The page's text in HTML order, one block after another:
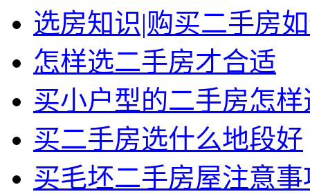
选房知识|购买二手房
怎样选二手房才合适
买小户型的二手房怎样
买二手房选什么地段好
买毛坯二手房屋注意事